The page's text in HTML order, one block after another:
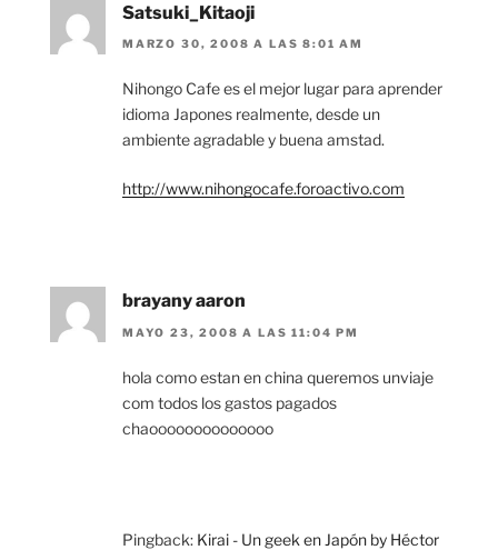
Satsuki_Kitaoji
MARZO 30, 2008 A LAS 8:01 AM
Nihongo Cafe es el mejor lugar para aprender
idioma Japones realmente, desde un
ambiente agradable y buena amstad.
http://www.nihongocafe.foroactivo.com
brayany aaron
MAYO 23, 2008 A LAS 11:04 PM
hola como estan en china queremos unviaje
com todos los gastos pagados
chaoooooooooooooo
Pingback: Kirai - Un geek en Japón by Héctor